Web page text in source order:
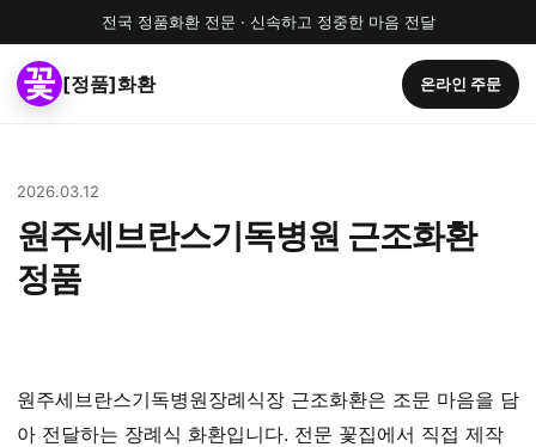
전국 정품화환 전문 · 신속하고 정중한 마음 전달
[정품]화환 온라인 주문
2026.03.12
원주세브란스기독병원 근조화환
정품
원주세브란스기독병원장례식장 근조화환은 조문 마음을 담
아 전달하는 장례식 화환입니다. 전문 꽃집에서 직접 제작